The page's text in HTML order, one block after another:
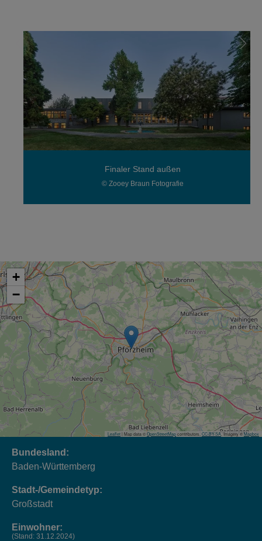
Finaler Stand außen
© Zooey Braun Fotografie
+
−
Leaflet | Map data © OpenStreetMap contributors, CC-BY-SA, Imagery ©Mapbox
Bundesland:
Baden-Württemberg
Stadt-/Gemeindetyp:
Großstadt
Einwohner:
(Stand: 31.12.2024)